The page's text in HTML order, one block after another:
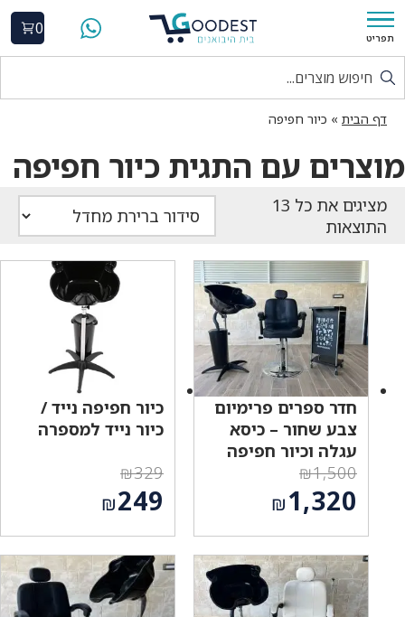
תפריט
0
דף הבית » כיור חפיפה
מוצרים עם התגית כיור חפיפה
התוצאות
חדר ספרים פרימיום
צבע שחור – כיסא
עגלה וכיור חפיפה
₪1,500
המחיר
המקורי
היה:
₪1,500.
₪1,320
הנוכחי
הוא:
₪1,320.
כיור חפיפה נייד /
כיור נייד למספרה
₪329
המחיר
המקורי
היה:
₪329.
₪249
הנוכחי
הוא:
₪249.